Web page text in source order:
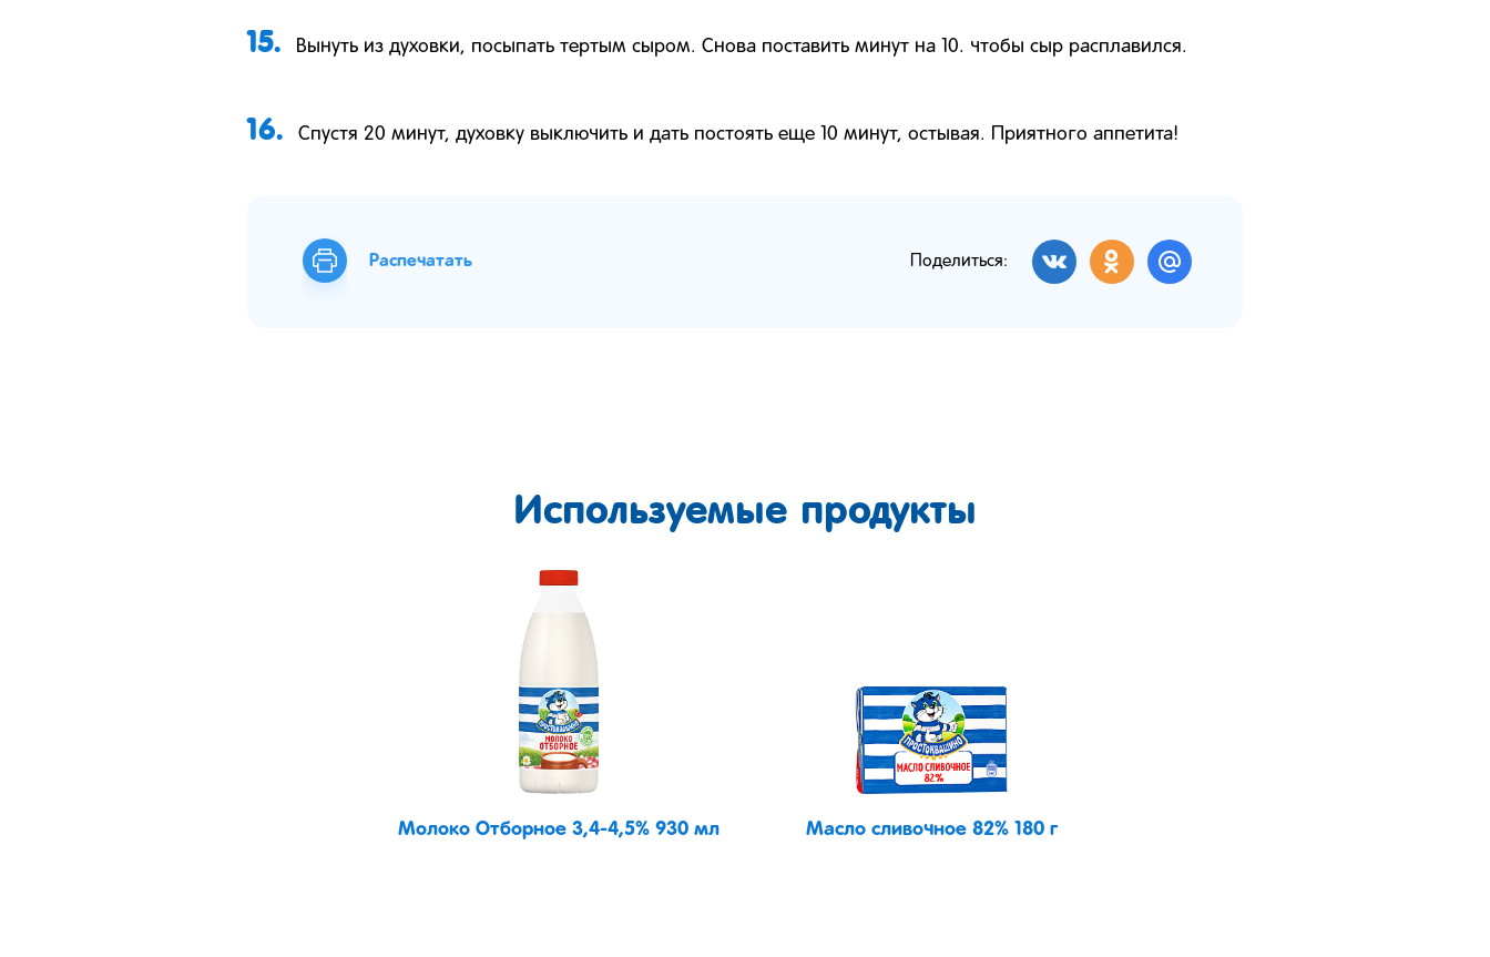
15. Вынуть из духовки, посыпать тертым сыром. Снова поставить минут на 10. чтобы сыр расплавился.
16. Спустя 20 минут, духовку выключить и дать постоять еще 10 минут, остывая. Приятного аппетита!
Распечатать Поделиться:
Используемые продукты
Молоко Отборное 3,4-4,5% 930 мл Масло сливочное 82% 180 г